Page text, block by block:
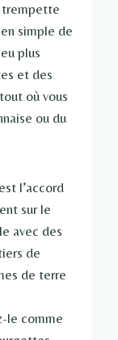
trempette
simple de
plus
et des
où vous
ou du
l’accord
sur le
avec des
de
de terre
le comme